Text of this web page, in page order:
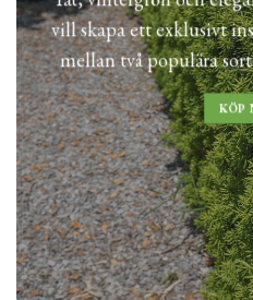
vill skapa ett exklusivt
mellan två populära
KÖP